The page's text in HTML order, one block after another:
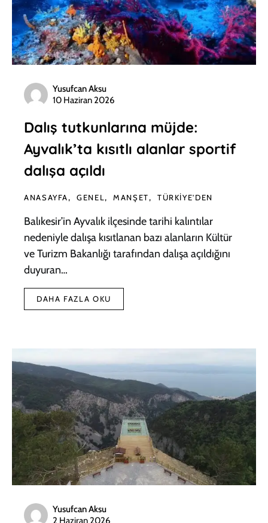
Yusufcan Aksu
10 Haziran 2026
Dalış tutkunlarına müjde:
Ayvalık’ta kısıtlı alanlar sportif
dalışa açıldı
ANASAYFA GENEL MANŞET TÜRKIYE'DEN
Balıkesir’in Ayvalık ilçesinde tarihi kalıntılar
nedeniyle dalışa kısıtlanan bazı alanların Kültür
ve Turizm Bakanlığı tarafından dalışa açıldığını
duyuran…
DAHA FAZLA OKU
Yusufcan Aksu
2 Haziran 2026